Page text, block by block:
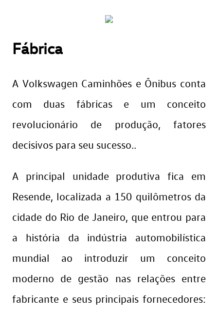
Fábrica
A Volkswagen Caminhões e Ônibus conta
com duas fábricas e um conceito
revolucionário de produção, fatores
decisivos para seu sucesso..
A principal unidade produtiva fica em
Resende, localizada a 150 quilômetros da
cidade do Rio de Janeiro, que entrou para
a história da indústria automobilística
mundial ao introduzir um conceito
moderno de gestão nas relações entre
fabricante e seus principais fornecedores: